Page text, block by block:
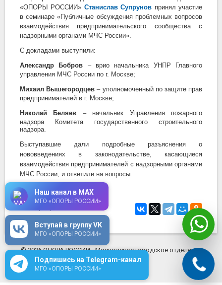
«ОПОРЫ РОССИИ» Станислав Супрунов принял участие
в семинаре «Публичные обсуждения проблемных вопросов
взаимодействия предпринимательского сообщества с
надзорными органами МЧС России».
С докладами выступили:
Александр Бобров
– врио начальника УНПР Главного
управления МЧС России по г. Москве;
Михаил Вышегородцев – уполномоченный по защите прав
предпринимателей в г. Москве;
Николай
Беляев – начальник Управления пожарного
надзора Комитета государственного строительного
надзора.
Выступавшие дали подробные разъяснения о
нововведениях в законодательстве, касающиеся
взаимодействия предпринимателей с надзорными органами
МЧС России, и ответили на вопросы.
© 2026 ОПОРА РОССИИ - Московское городское отделение
mosopora.ru
Подпишись на Telegram-канал
МГО «ОПОРЫ РОССИИ»
Вступай в группу VK
МГО «ОПОРЫ РОССИИ»
Наш канал в MAX
МГО «ОПОРЫ РОССИИ»